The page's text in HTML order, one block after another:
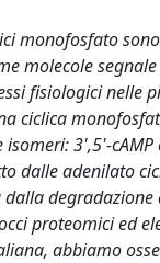
monofosfato
molecole
fisiologici nelle
ciclica
3',5'-cAMP
dalle adenilato
degradazione
proteomici ed
abbiamo